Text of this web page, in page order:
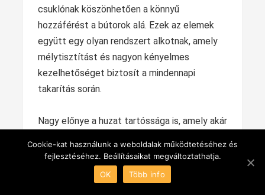
csuklónak köszönhetően a könnyű
hozzáférést a bútorok alá. Ezek az elemek
együtt egy olyan rendszert alkotnak, amely
mélytisztítást és nagyon kényelmes
kezelhetőséget biztosít a mindennapi
takarítás során.
Nagy előnye a huzat tartóssága is, amely akár
felhasználható, így a szett gazdaságos és
környezetbarát megoldás. A felhasználók
azonban néha megjegyzik, hogy a prés
Cookie-kat használunk a weboldalak működtetéséhez és
fejlesztéséhez. Beállításaikat megváltoztathatja.
OK
Több info